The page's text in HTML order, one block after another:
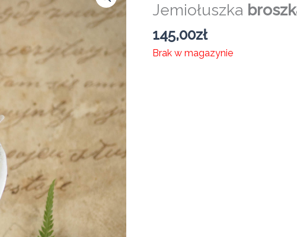
Jemiołuszka
145,00zł
Brak w magazynie